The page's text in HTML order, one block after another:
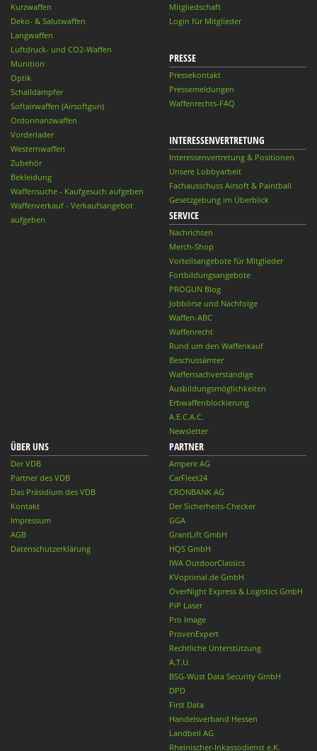
Kurzwaffen
Deko- & Salutwaffen
Langwaffen
Luftdruck- und CO2-Waffen
Munition
Optik
Schalldämpfer
Softairwaffen (Airsoftgun)
Ordonnanzwaffen
Vorderlader
Westernwaffen
Zubehör
Bekleidung
Waffensuche - Kaufgesuch aufgeben
Waffenverkauf - Verkaufsangebot
aufgeben
Mitgliedschaft
Login für Mitglieder
PRESSE
Pressekontakt
Pressemeldungen
Waffenrechts-FAQ
INTERESSENVERTRETUNG
Interessenvertretung & Positionen
Unsere Lobbyarbeit
Fachausschuss Airsoft & Paintball
Gesetzgebung im Überblick
SERVICE
Nachrichten
Merch-Shop
Vorteilsangebote für Mitglieder
Fortbildungsangebote
PROGUN Blog
Jobbörse und Nachfolge
Waffen-ABC
Waffenrecht
Rund um den Waffenkauf
Beschussämter
Waffensachverständige
Ausbildungsmöglichkeiten
Erbwaffenblockierung
A.E.C.A.C.
Newsletter
ÜBER UNS
Der VDB
Partner des VDB
Das Präsidium des VDB
Kontakt
Impressum
AGB
Datenschutzerklärung
PARTNER
Ampere AG
CarFleet24
CRONBANK AG
Der Sicherheits-Checker
GGA
GrantLift GmbH
HQS GmbH
IWA OutdoorClassics
KVoptimal.de GmbH
OverNight Express & Logistics GmbH
PiP Laser
Pro Image
ProvenExpert
Rechtliche Unterstützung
A.T.U.
BSG-Wüst Data Security GmbH
DPD
First Data
Handelsverband Hessen
Landbell AG
Rheinischer-Inkassodienst e.K.